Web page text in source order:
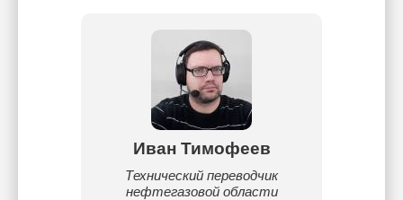
Иван Тимофеев
Технический переводчик
нефтегазовой области